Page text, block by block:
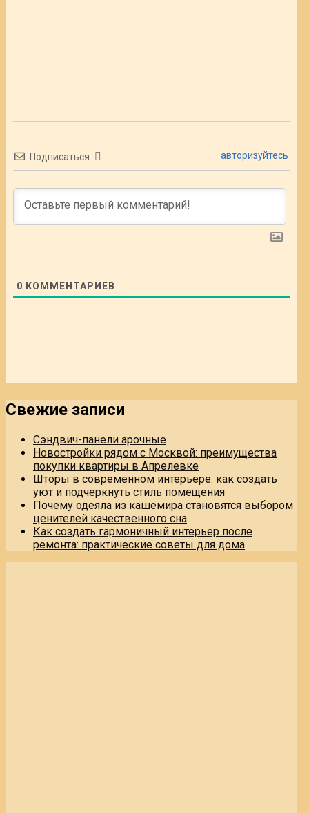
Подписаться авторизуйтесь
0 КОММЕНТАРИЕВ
Свежие записи
Сэндвич-панели арочные
Новостройки рядом с Москвой: преимущества
покупки квартиры в Апрелевке
Шторы в современном интерьере: как создать
уют и подчеркнуть стиль помещения
Почему одеяла из кашемира становятся выбором
ценителей качественного сна
Как создать гармоничный интерьер после
ремонта: практические советы для дома